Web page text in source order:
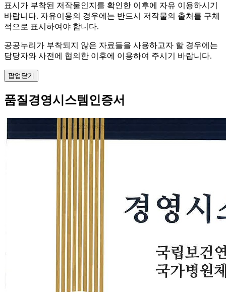
표시가 부착된 저작물인지를 확인한 이후에 자유 이용하시기
바랍니다. 자유이용의 경우에는 반드시 저작물의 출처를 구체
적으로 표시하여야 합니다.
공공누리가 부착되지 않은 자료들을 사용하고자 할 경우에는
담당자와 사전에 협의한 이후에 이용하여 주시기 바랍니다.
팝업닫기
품질경영시스템인증서